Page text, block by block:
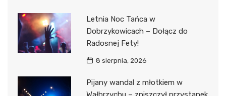
Letnia Noc Tańca w
Dobrzykowicach – Dołącz do
Radosnej Fety!
8 sierpnia, 2026
Pijany wandal z młotkiem w